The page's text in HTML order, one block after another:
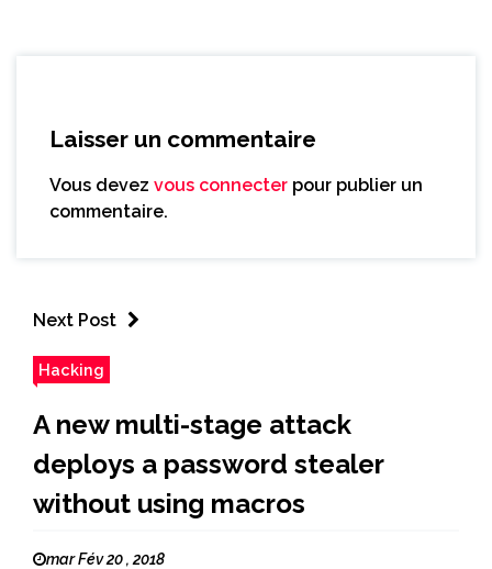
Laisser un commentaire
Vous devez vous connecter pour publier un
commentaire.
Next Post
Hacking
A new multi-stage attack
deploys a password stealer
without using macros
mar Fév 20 , 2018